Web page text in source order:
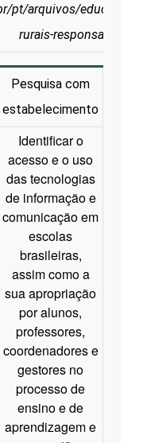
pt/arquivos/educacao/
rurais-responsaveis/
Pesquisa com
estabelecimento
Identificar o
acesso e o uso
das tecnologias
de informação e
comunicação em
escolas
brasileiras,
assim como a
sua apropriação
por alunos,
professores,
coordenadores e
gestores no
processo de
ensino e de
aprendizagem e